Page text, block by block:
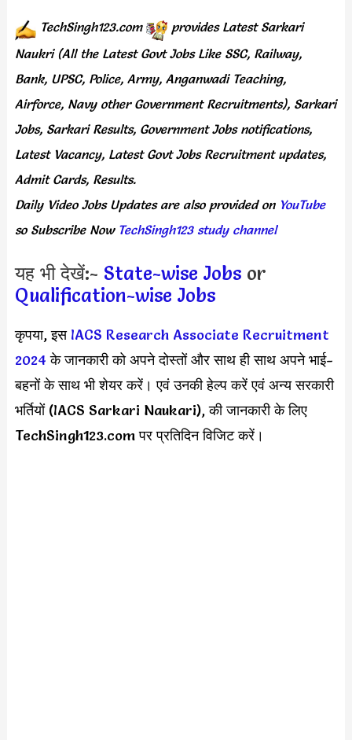
TechSingh123.com provides Latest Sarkari
Naukri (All the Latest Govt Jobs Like SSC, Railway,
Bank, UPSC, Police, Army, Anganwadi Teaching,
Airforce, Navy other Government Recruitments), Sarkari
Jobs, Sarkari Results, Government Jobs notifications,
Latest Vacancy, Latest Govt Jobs Recruitment updates,
Admit Cards, Results.
Daily Video Jobs Updates are also provided onYouTube
so Subscribe Now TechSingh123 study channel
यह भी देखें:- State-wise Jobs or
Qualification-wise Jobs
कृपया, इस IACS Research Associate Recruitment
2024 के जानकारी को अपने दोस्तों और साथ ही साथ अपने भाई-
बहनों के साथ भी शेयर करें। एवं उनकी हेल्प करें एवं अन्य सरकारी
भर्तियों (IACS Sarkari Naukari), की जानकारी के लिए
TechSingh123.com पर प्रतिदिन विजिट करें।